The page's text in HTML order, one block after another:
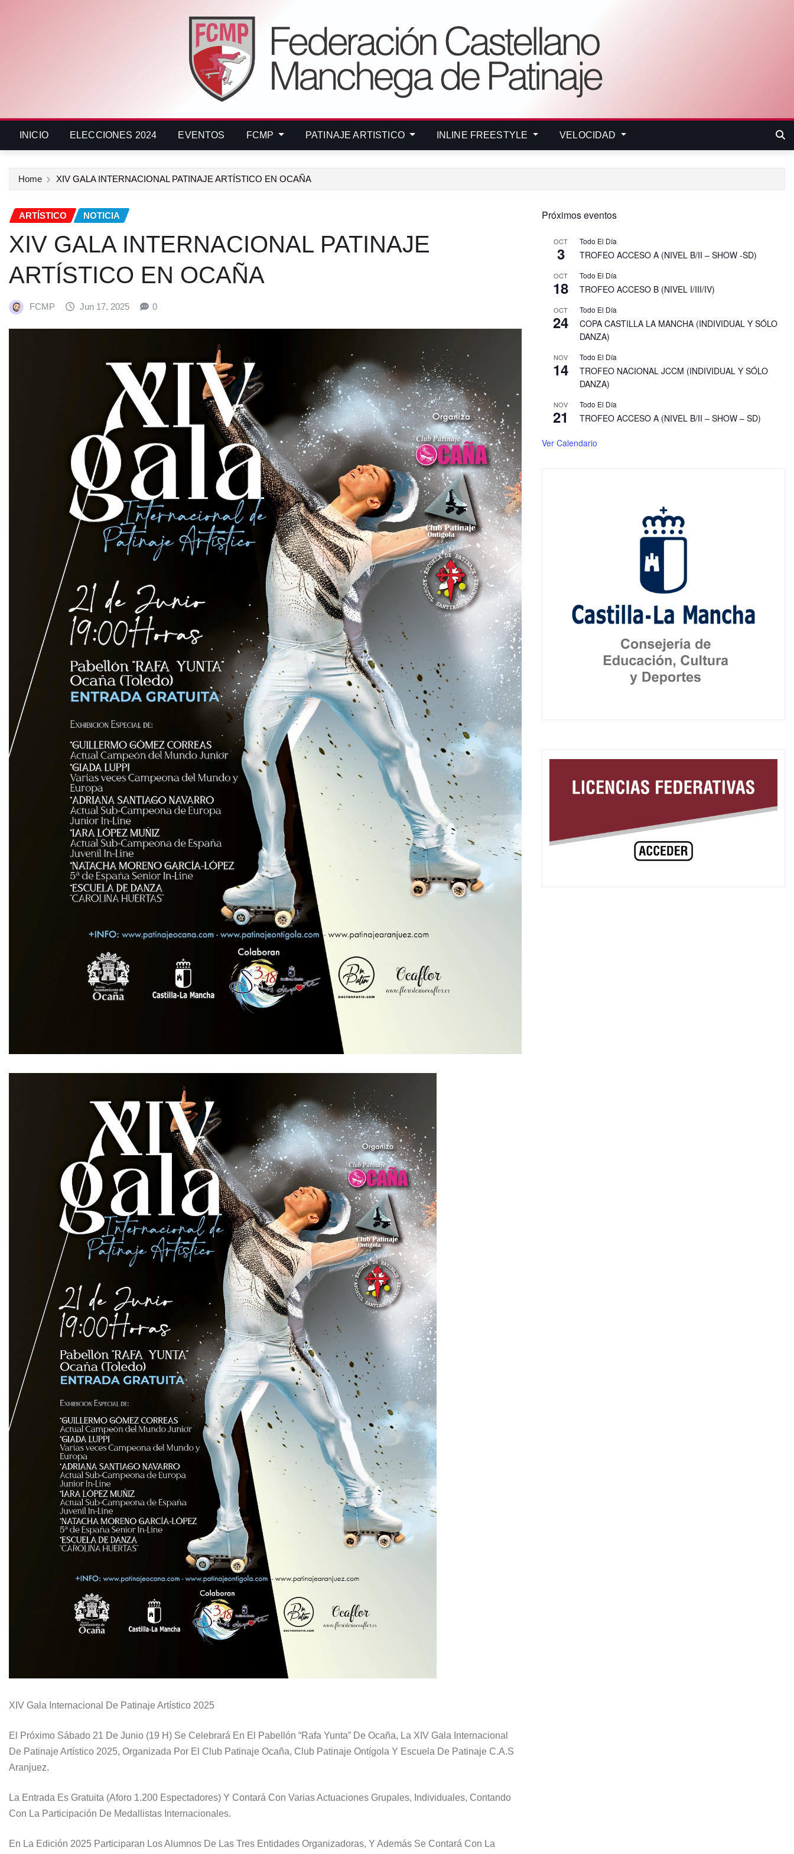
INICIO ELECCIONES 2024 EVENTOS FCMP PATINAJE ARTISTICO INLINE FREESTYLE VELOCIDAD
Home XIV GALA INTERNACIONAL PATINAJE ARTÍSTICO EN OCAÑA
ARTÍSTICO NOTICIA
XIV GALA INTERNACIONAL PATINAJE
ARTÍSTICO EN OCAÑA
FCMP Jun 17, 2025 0
XIV Gala Internacional De Patinaje Artístico 2025
El Próximo Sábado 21 De Junio (19 H) Se Celebrará En El Pabellón “Rafa Yunta” De Ocaña, La XIV Gala Internacional
De Patinaje Artístico 2025, Organizada Por El Club Patinaje Ocaña, Club Patinaje Ontígola Y Escuela De Patinaje C.A.S
Aranjuez.
La Entrada Es Gratuita (Aforo 1.200 Espectadores) Y Contará Con Varias Actuaciones Grupales, Individuales, Contando
Con La Participación De Medallistas Internacionales.
En La Edición 2025 Participaran Los Alumnos De Las Tres Entidades Organizadoras, Y Además Se Contará Con La
Próximos eventos
OCT
3
Todo El Día
TROFEO ACCESO A (NIVEL B/II – SHOW -SD)
OCT
18
Todo El Día
TROFEO ACCESO B (NIVEL I/III/IV)
OCT
24
Todo El Día
COPA CASTILLA LA MANCHA (INDIVIDUAL Y SÓLO
DANZA)
NOV
14
Todo El Día
TROFEO NACIONAL JCCM (INDIVIDUAL Y SÓLO
DANZA)
NOV
21
Todo El Día
TROFEO ACCESO A (NIVEL B/II – SHOW – SD)
Ver Calendario